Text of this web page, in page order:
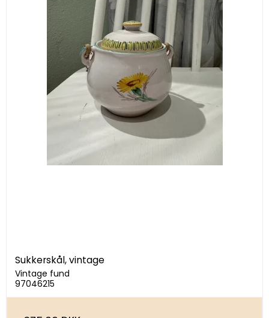
Sukkerskål, vintage
Vintage fund
97046215